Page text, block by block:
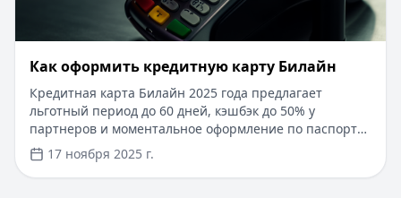
​Как оформить кредитную карту Билайн
Кредитная карта Билайн 2025 года предлагает
льготный период до 60 дней, кэшбэк до 50% у
партнеров и моментальное оформление по паспорту.
Заемные средства до 300 000 рублей доступны без
подтверждения дохода. Узнайте, как получить карту с
выгодными условиями и управлять финансами
17 ноября 2025 г.